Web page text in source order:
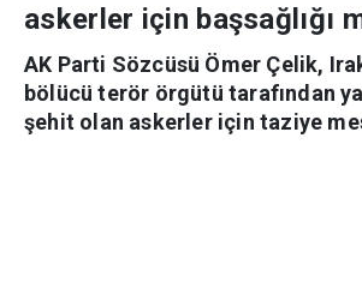
askerler için başsağlığı
AK Parti Sözcüsü Ömer Çelik,
bölücü terör örgütü tarafından
şehit olan askerler için taziye